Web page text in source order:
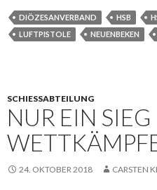
DIÖZESANVERBAND HSB
LUFTPISTOLE
NEUENBEKEN
SCHIESSABTEILUNG
NUR EIN
24. OKTOBER 2018 CARSTEN